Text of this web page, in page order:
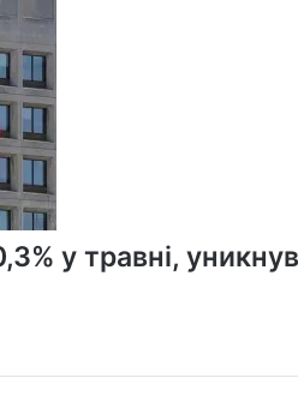
у травні,